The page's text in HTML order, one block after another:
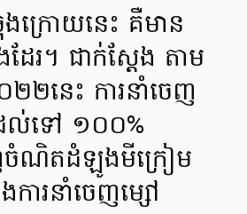
ងក្រោយនេះ គឺមាន
ែរ។ ជាក់ស្តែង តាម
២នេះ ការនាំចេញ
ល់ទៅ ១០០%
ញចំណិតដំឡូងមីក្រៀម
ារនាំចេញម្សៅ